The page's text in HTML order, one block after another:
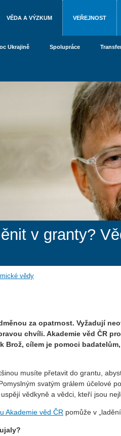
VĚDA A VÝZKUM VEŘEJNOST
Ukrajině Spolupráce
v granty?
vědy
za opatrnost. Vyžadují
chvíli. Akademie věd ČR
cílem je pomoci
musíte přetavit do grantu,
svatým grálem účelové
vědkyně a vědci, kteří jsou
Akademie věd ČR pomůže v